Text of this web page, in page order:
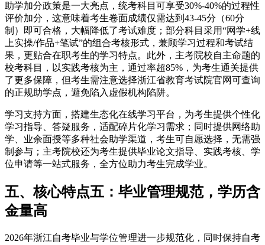
助学加分政策是一大亮点，统考科目可享受30%-40%的过程性
评价加分，这意味着考生卷面成绩仅需达到43-45分（60分
制）即可合格，大幅降低了考试难度；部分科目采用“网学+线
上实操/作品+笔试”的组合考核形式，兼顾学习过程和考试结
果，更贴合在职考生的学习特点。此外，主考院校自主命题的
校考科目，以实践考核为主，通过率超85%，为考生通关提供
了更多保障，但考生需注意选择浙江省教育考试院官网可查询
的正规助学点，避免陷入虚假机构陷阱。
学习支持方面，搭建生态化在线学习平台，为考生提供个性化
学习指导、答疑服务，适配碎片化学习需求；同时提供网络助
学、业余面授等多种社会助学渠道，考生可自愿选择，无需强
制参与；主考院校还为考生提供毕业论文指导、实践考核、学
位申请等一站式服务，全方位助力考生完成学业。
五、核心特点五：毕业管理规范，学历含
金量高
2026年浙江自考毕业与学位管理进一步规范化，同时保持自考